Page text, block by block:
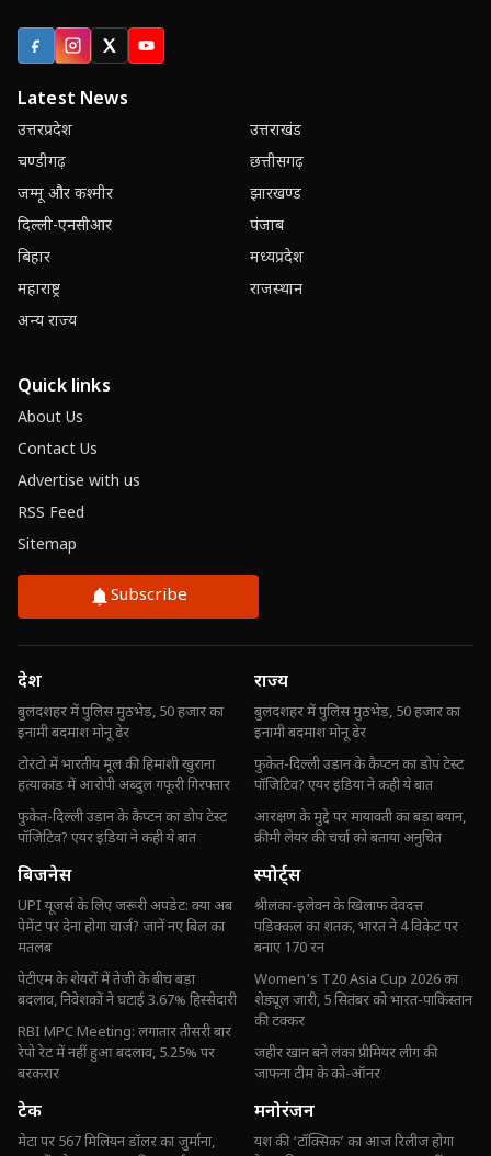
FacebookInstagram
X (Twitter)
YouTube
Latest News
उत्तरप्रदेश
उत्तराखंड
चण्डीगढ़
छत्तीसगढ़
जम्मू और कश्मीर
झारखण्ड
दिल्ली-एनसीआर
पंजाब
बिहार
मध्यप्रदेश
महाराष्ट्र
राजस्थान
अन्य राज्य
Quick links
About Us
Contact Us
Advertise with us
RSS Feed
Sitemap
Subscribe
देश
बुलंदशहर में पुलिस मुठभेड़, 50 हजार का
इनामी बदमाश मोनू ढेर
टोरंटो में भारतीय मूल की हिमांशी खुराना
हत्याकांड में आरोपी अब्दुल गफूरी गिरफ्तार
फुकेत-दिल्ली उड़ान के कैप्टन का डोप टेस्ट
पॉजिटिव? एयर इंडिया ने कही ये बात
राज्य
बुलंदशहर में पुलिस मुठभेड़, 50 हजार का
इनामी बदमाश मोनू ढेर
फुकेत-दिल्ली उड़ान के कैप्टन का डोप टेस्ट
पॉजिटिव? एयर इंडिया ने कही ये बात
आरक्षण के मुद्दे पर मायावती का बड़ा बयान,
क्रीमी लेयर की चर्चा को बताया अनुचित
बिजनेस
UPI यूजर्स के लिए जरूरी अपडेट: क्या अब
पेमेंट पर देना होगा चार्ज? जानें नए बिल का
मतलब
पेटीएम के शेयरों में तेजी के बीच बड़ा
बदलाव, निवेशकों ने घटाई 3.67% हिस्सेदारी
RBI MPC Meeting: लगातार तीसरी बार
रेपो रेट में नहीं हुआ बदलाव, 5.25% पर
बरकरार
स्पोर्ट्स
श्रीलंका-इलेवन के खिलाफ देवदत्त
पडिक्कल का शतक, भारत ने 4 विकेट पर
बनाए 170 रन
Women's T20 Asia Cup 2026 का
शेड्यूल जारी, 5 सितंबर को भारत-पाकिस्तान
की टक्कर
जहीर खान बने लंका प्रीमियर लीग की
जाफना टीम के को-ऑनर
टेक
मेटा पर 567 मिलियन डॉलर का जुर्माना,
मनोरंजन
यश की ‘टॉक्सिक’ का आज रिलीज होगा